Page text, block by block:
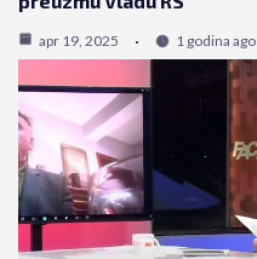
apr 19, 2025 1 godina ago